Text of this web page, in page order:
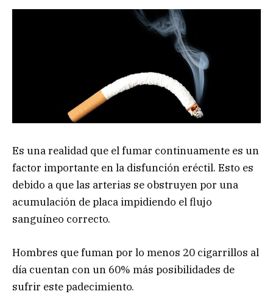
Es una realidad que el fumar continuamente es un
factor importante en la disfunción eréctil. Esto es
debido a que las arterias se obstruyen por una
acumulación de placa impidiendo el flujo
sanguíneo correcto.
Hombres que fuman por lo menos 20 cigarrillos al
día cuentan con un 60% más posibilidades de
sufrir este padecimiento.